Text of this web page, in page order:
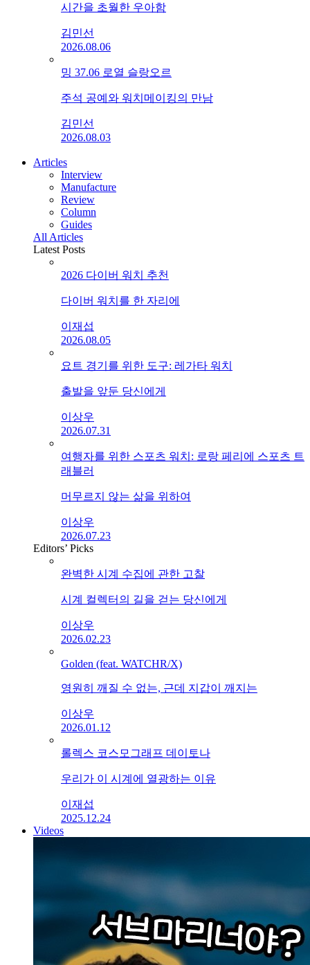
시간을 초월한 우아함
김민선
2026.08.06
밍 37.06 로열 슬랑오르
주석 공예와 워치메이킹의 만남
김민선
2026.08.03
Articles
Interview
Manufacture
Review
Column
Guides
All Articles
Latest Posts
2026 다이버 워치 추천
다이버 워치를 한 자리에
이재섭
2026.08.05
요트 경기를 위한 도구: 레가타 워치
출발을 앞둔 당신에게
이상우
2026.07.31
여행자를 위한 스포츠 워치: 로랑 페리에 스포츠 트
래블러
머무르지 않는 삶을 위하여
이상우
2026.07.23
Editors’ Picks
완벽한 시계 수집에 관한 고찰
시계 컬렉터의 길을 걷는 당신에게
이상우
2026.02.23
Golden (feat. WATCHR/X)
영원히 깨질 수 없는, 근데 지갑이 깨지는
이상우
2026.01.12
롤렉스 코스모그래프 데이토나
우리가 이 시계에 열광하는 이유
이재섭
2025.12.24
Videos